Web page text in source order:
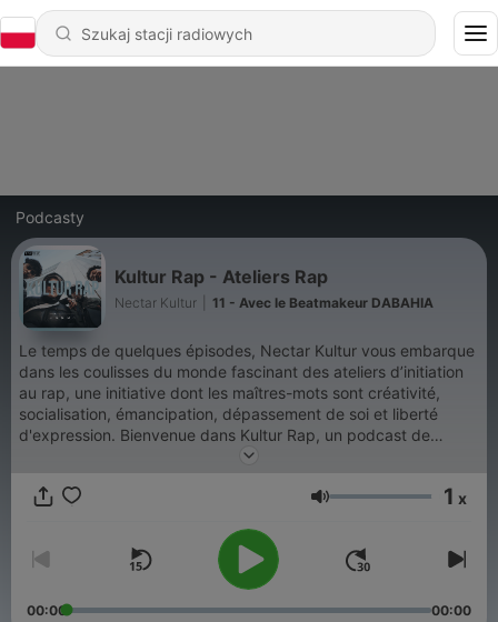
Podcasty
Kultur Rap - Ateliers Rap
Nectar Kultur 11 - Avec le Beatmakeur DABAHIA
Le temps de quelques épisodes, Nectar Kultur vous embarque
dans les coulisses du monde fascinant des ateliers d’initiation
au rap, une initiative dont les maîtres-mots sont créativité,
socialisation, émancipation, dépassement de soi et liberté
d'expression. Bienvenue dans Kultur Rap, un podcast de
Głośność 1 x
00:00 00:00